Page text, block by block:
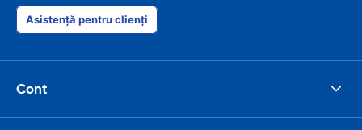
Asistență pentru clienți
Cont